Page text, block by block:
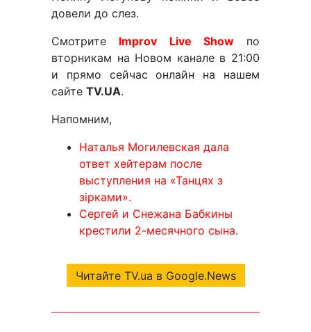
довели до слез.
Смотрите Improv Live Showпо
вторникам на Новом канале в 21:00
и прямо сейчас онлайн на нашем
сайте TV.UA.
Напомним,
Наталья Могилевская дала
ответ хейтерам после
выступления на «Танцях з
зірками».
Сергей и Снежана Бабкины
крестили 2-месячного сына.
Читайте TV.ua в Google.News